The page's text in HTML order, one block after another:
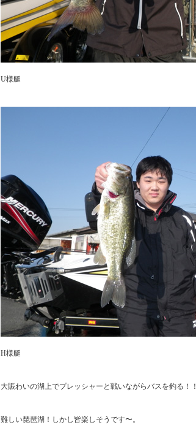
U様艇
H様艇
大賑わいの湖上でプレッシャーと戦いながらバスを釣る！！
難しい琵琶湖！しかし皆楽しそうです〜。